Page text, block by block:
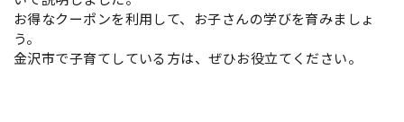
お得なクーポンを利用して、お子さんの学びを育みましょ
う。
金沢市で子育てしている方は、ぜひお役立てください。